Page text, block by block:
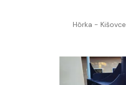
Hôrka - Kišovce